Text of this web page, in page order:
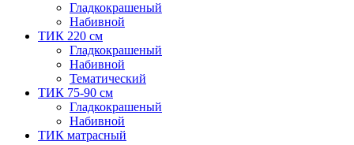
Гладкокрашеный
Набивной
ТИК 220 см
Гладкокрашеный
Набивной
Тематический
ТИК 75-90 см
Гладкокрашеный
Набивной
ТИК матрасный